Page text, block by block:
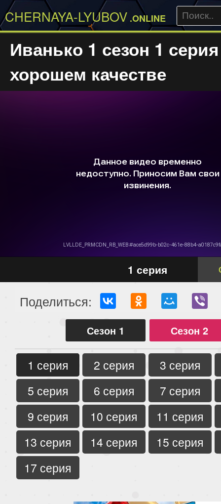
CHERNAYA-LYUBOV .ONLINE
Иванько 1 сезон 1
хорошем качестве
1 серия
Поделиться:
Сезон 1 Сезон 2
1 серия 2 серия
3 серия
5 серия
6 серия
7 серия
9 серия
10 серия
11 серия
13 серия
14 серия
15 серия
17 серия